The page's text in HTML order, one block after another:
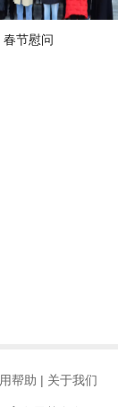
春节慰问
帮助 | 关于我们